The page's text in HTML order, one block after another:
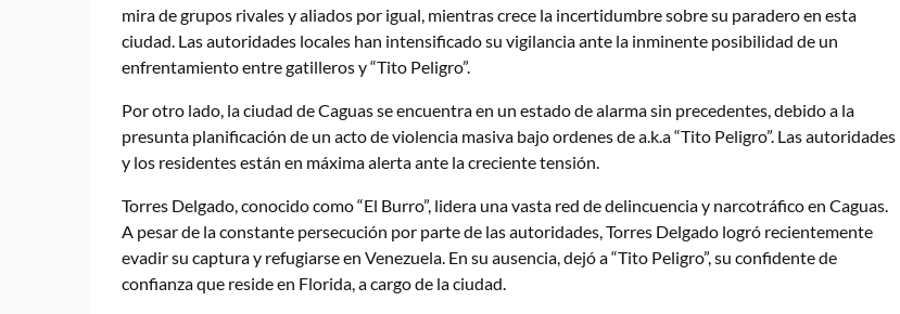
mira de grupos rivales y aliados por igual, mientras crece la incertidumbre sobre su paradero en esta
ciudad. Las autoridades locales han intensificado su vigilancia ante la inminente posibilidad de un
enfrentamiento entre gatilleros y “Tito Peligro”.
Por otro lado, la ciudad de Caguas se encuentra en un estado de alarma sin precedentes, debido a la
presunta planificación de un acto de violencia masiva bajo ordenes de a.k.a “Tito Peligro”. Las autoridades
y los residentes están en máxima alerta ante la creciente tensión.
Torres Delgado, conocido como “El Burro”, lidera una vasta red de delincuencia y narcotráfico en Caguas.
A pesar de la constante persecución por parte de las autoridades, Torres Delgado logró recientemente
evadir su captura y refugiarse en Venezuela. En su ausencia, dejó a “Tito Peligro”, su confidente de
confianza que reside en Florida, a cargo de la ciudad.